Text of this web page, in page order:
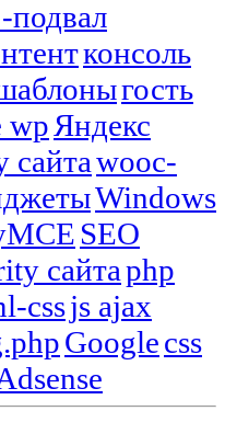
подвал
консоль
гость
wp Яндекс
wooc-
Windows
SEO
сайтаphp
cssjs ajax
Googlecss